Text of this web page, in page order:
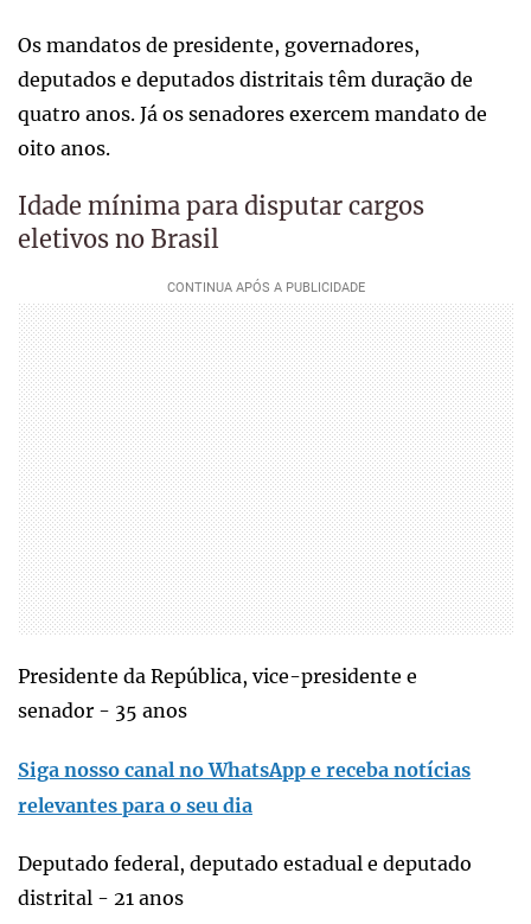
Os mandatos de presidente, governadores,
deputados e deputados distritais têm duração de
quatro anos. Já os senadores exercem mandato de
oito anos.
Idade mínima para disputar cargos
eletivos no Brasil
Presidente da República, vice-presidente e
senador - 35 anos
Siga nosso canal no WhatsApp e receba notícias
relevantes para o seu dia
Deputado federal, deputado estadual e deputado
distrital - 21 anos